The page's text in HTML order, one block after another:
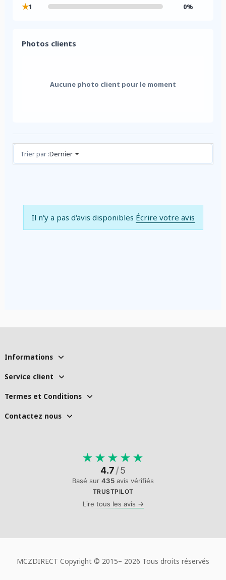
★1 0%
Photos clients
Aucune photo client pour le moment
Avis (0)
Trier par :Dernier
Il n'y a pas d'avis disponibles Écrire votre avis
Informations
Service client
Termes et Conditions
Contactez nous
★ ★ ★ ★ ★
4.7/5
Basé sur 435 avis vérifiés
TRUSTPILOT
Lire tous les avis →
MCZDIRECT Copyright © 2015– 2026 Tous droits réservés